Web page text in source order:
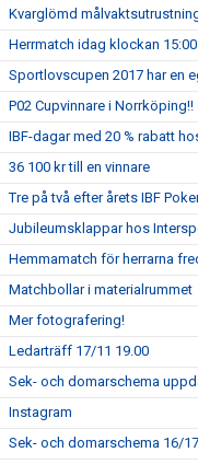
Kvarglömd
Herrmatch idag klockan 15:00
Sportlovscupen 2017 har en
P02 Cupvinnare i Norrköping!!
IBF-dagar med 20 % rabatt
36 100 kr till en vinnare
Tre på två efter årets IBF
Jubileumsklappar hos
Hemmamatch för herrarna
Matchbollar i materialrummet
Mer fotografering!
Ledarträff 17/11 19.00
Sek- och domarschema
Instagram
Sek- och domarschema 16/17